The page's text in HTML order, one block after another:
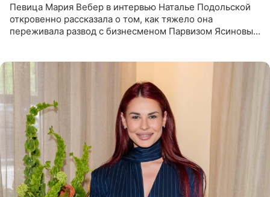
Певица Мария Вебер в интервью Наталье Подольской
откровенно рассказала о том, как тяжело она
переживала развод с бизнесменом Парвизом Ясиновым.